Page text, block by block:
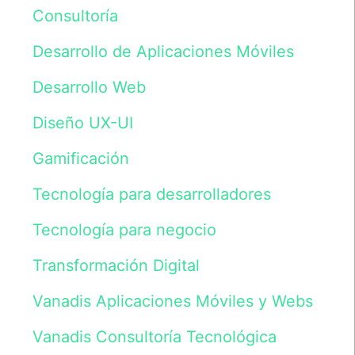
preguntas,
consultas
nuestros
datos
incluidos
fichero
responsable
Initiative,
acuerdo
Consultoría
Desarrollo de Aplicaciones Móviles
Desarrollo Web
Diseño UX-UI
Gamificación
Tecnología para desarrolladores
Tecnología para negocio
Transformación Digital
Vanadis Aplicaciones Móviles y Webs
Vanadis Consultoría Tecnológica